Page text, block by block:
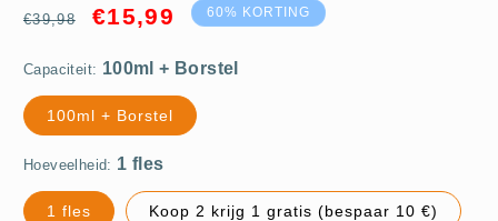
Normale
€39,98 Aanbiedingsprijs
€15,99 60% KORTING
Capaciteit:
100ml + Borstel
Hoeveelheid:
1 fles Koop 2 krijg 1 gratis (bespaar 10 €)